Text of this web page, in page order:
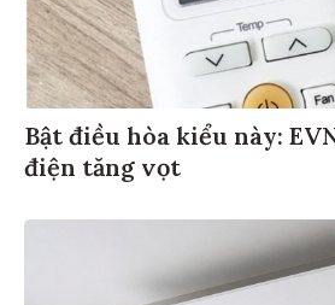
Bật điều hòa kiểu này:
điện tăng vọt